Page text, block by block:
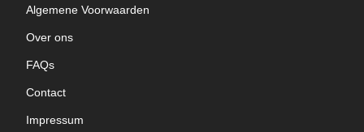
Algemene Voorwaarden
Over ons
FAQs
Contact
Impressum